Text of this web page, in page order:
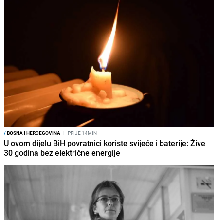
/BOSNA I HERCEGOVINA I PRIJE 14MIN
U ovom dijelu BiH povratnici koriste svijeće i baterije: Žive
30 godina bez električne energije